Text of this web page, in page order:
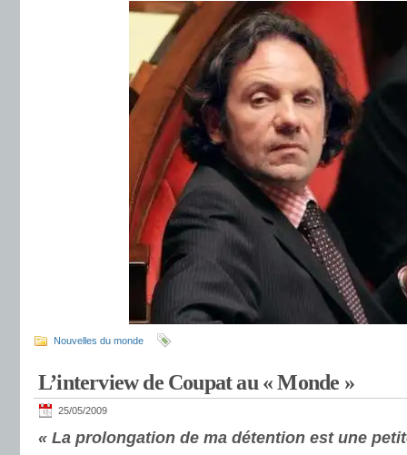
Nouvelles du monde
L’interview de Coupat au « Monde »
25/05/2009
« La prolongation de ma détention est une